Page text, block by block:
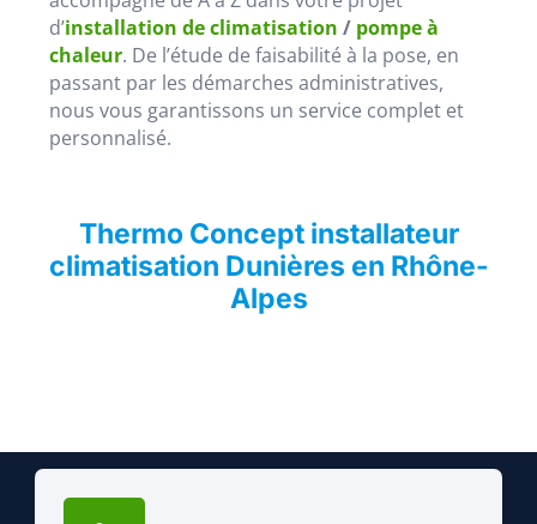
d’installation de climatisation / pompe à
chaleur. De l’étude de faisabilité à la pose, en
passant par les démarches administratives,
nous vous garantissons un service complet et
personnalisé.
Thermo Concept installateur
climatisation Dunières en Rhône-
Alpes